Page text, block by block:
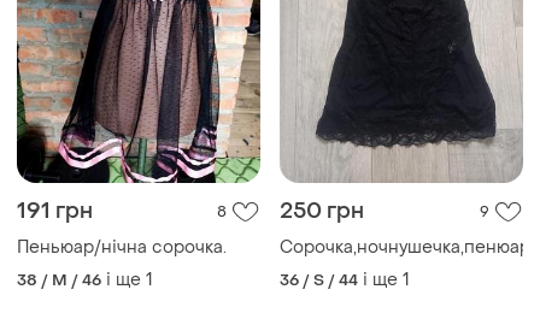
191 грн 8
Пеньюар/нічна сорочка.
38 / M / 46 і ще 1
250 грн 9
Сорочка,ночнушечка,пенюар
36 / S / 44 і ще 1